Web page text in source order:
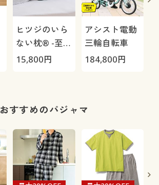
ヒツジのいら
ない枕® -至
極-
15,800円
アシスト電動
三輪自転車
184,800円
おすすめのパジャマ